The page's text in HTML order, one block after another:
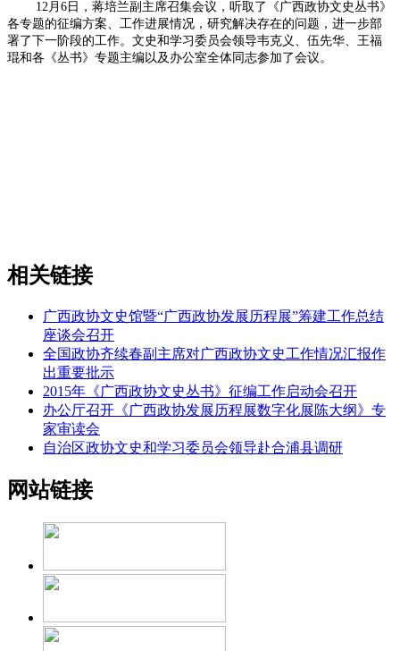
12月6日，蒋培兰副主席召集会议，听取了《广西政协文史丛书》
各专题的征编方案、工作进展情况，研究解决存在的问题，进一步部
署了下一阶段的工作。文史和学习委员会领导韦克义、伍先华、王福
琨和各《丛书》专题主编以及办公室全体同志参加了会议。
相关链接
广西政协文史馆暨“广西政协发展历程展”筹建工作总结
座谈会召开
全国政协齐续春副主席对广西政协文史工作情况汇报作
出重要批示
2015年《广西政协文史丛书》征编工作启动会召开
办公厅召开《广西政协发展历程展数字化展陈大纲》专
家审读会
自治区政协文史和学习委员会领导赴合浦县调研
网站链接